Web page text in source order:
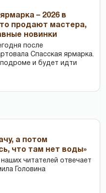
– 2026 в
продают мастера,
новинки
после
Спасская ярмарка.
и будет идти
а потом
что там нет воды»
читателей отвечает
Головина